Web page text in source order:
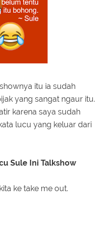
itu ia sudah
yang sangat ngaur itu.
karena saya sudah
lucu yang keluar dari
Sule Ini Talkshow
ke take me out.